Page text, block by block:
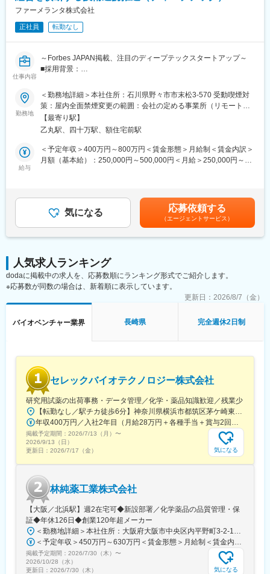
金調達も完了し、業界のトップランナーとして走り続けていま
す。
国家プロジェクトや大手企業との共同研究も進行中で、日本のも
「前職の経験を活かしながら新しい技術に挑戦できる」「役員と
もフラットに議論できる環境」「自社開発の教育システムで学び
ながらスピード成長」「国家プロジェクトや大手企業との共同研
■フルリモート勤務
どこからでも勤務可能です。実際に隔月出社のペースで働いてい
る社員もいます。
※入社後1か月は社員を知る目的で出社を頂きます。
■当社について
名古屋大学・宇治原研究室の先端研究を基盤に生まれたスタート
アップ企業です。
わずかな実データからデジタルツインを作り、仮想実験で最適条
件を瞬時に導きます。
結果、開発期間は短縮、さらに高品質な製品開発につなげること
仲間はAIエンジニアや大手企業出身者など多彩なメンバーで、資
金調達も完了し、業界のトップランナーとして走り続けていま
す。
国家プロジェクトや大手企業との共同研究も進行中で、日本のも
ファーメランタ株式会社
正社員 転勤なし
仕事内容
～Forbes JAPAN掲載、注目のディープテックスタートアップ～
■採用背景：
づくり拠点を構築するスタートアップです。創業以来、パイプラ
インと外部連携を拡大しており、R&D・事業開発・経営の「あい
だ」を担う新規ポジションを募集します。
■ポジション概要：
研究と事業をつなぐ現場に近い距離で、技術評価・協力関係検
討・新技術導入に横断的に関わるエントリー～ジュニア向けポジ
ションです。外部の研究者・企業・CDMO・ベンダーとの連携プ
い方を歓迎します。
7カ国以上のメンバーが集う国際チームで、海外との共同研究・技
術連携・事業連携が日常的に進んでいます。
の作成補助
◇新規PJT候補の技術的フィージビリティ検討の補助（文献調
査、社内データ収集、関係部署との調整等）
◇顧客・共同研究先・CDMO・ベンダーなど外部ステークホルダ
席、フォローアップ）
◇AIツール、ラボオートメーション、先端分析機器などの新技術
導入における情報収集、デモ調整、評価結果の整理
◇プロジェクト・パートナー・技術動向に関する社内データベー
ス/トラッカーの更新・管理
■仕事魅力：
◇R&D・BD・経営の交差点で、会社の技術判断と提携判断のプロ
セスを学べる
れられる
◇スタートアップらしいスピード感の中で、専門性と実務経験を
急速に広げられる
◇海外パートナー訪問や国際学会への出張機会など、国内外でグ
ローバルな実務経験を積める
◇石川を拠点としつつ、能力・役割に応じてフルリモートも相談
可能
変更の範囲：会社の定める業務
勤務地
＜勤務地詳細＞本社住所：石川県野々市市末松3-570 受動喫煙対
策：屋内全面禁煙変更の範囲：会社の定める事業所（リモートワ
ーク含む）
【最寄り駅】
乙丸駅、四十万駅、額住宅前駅
給与
＜予定年収＞400万円～800万円＜賃金形態＞月給制＜賃金内訳＞
月額（基本給）：250,000円～500,000円＜月給＞250,000円～
す。月給(月額)は固定手当を含めた表記です。
気になる 応募依頼する
（エージェントサービス）
人気求人ランキング
dodaに掲載中の求人を、応募数順にランキング形式でご紹介します。
※応募数が同数の場合は、新着順に表示しています。
更新日： 2026/8/7（金）
バイオベンチャー業界 長崎県 完全週休2日制
セレックバイオテクノロジー株式会社
研究用試薬の出荷事務・データ管理／化学・薬品知識歓迎／残業少
掲載予定期間： 2026/7/13（月） 〜
2026/9/13（日）
更新日： 2026/7/17（金） 気になる
林純薬工業株式会社
【大阪／北浜駅】週2在宅可◆新設部署／化学薬品の品質管理・保
証◆年休126日◆創業120年超メーカー
掲載予定期間： 2026/7/30（木） 〜
2026/10/28（水）
更新日： 2026/7/30（木） 気になる